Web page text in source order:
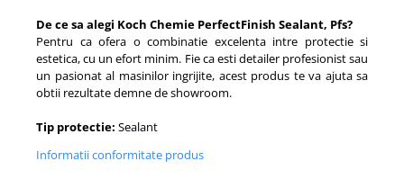
De ce sa alegi Koch Chemie PerfectFinish Sealant, Pfs?
Pentru ca ofera o combinatie excelenta intre protectie si
estetica, cu un efort minim. Fie ca esti detailer profesionist sau
un pasionat al masinilor ingrijite, acest produs te va ajuta sa
obtii rezultate demne de showroom.
Tip protectie: Sealant
Informatii conformitate produs